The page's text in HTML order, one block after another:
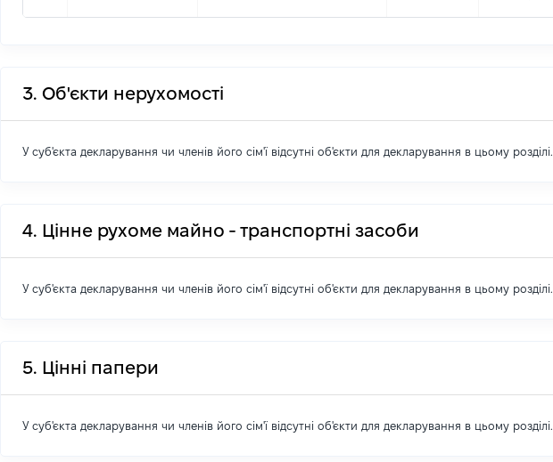
3. Об'єкти нерухомості
У суб'єкта декларування чи членів його сім'ї відсутні об'єкти для декларування в цьому розділі.
4. Цінне рухоме майно - транспортні засоби
У суб'єкта декларування чи членів його сім'ї відсутні об'єкти для декларування в цьому розділі.
5. Цінні папери
У суб'єкта декларування чи членів його сім'ї відсутні об'єкти для декларування в цьому розділі.